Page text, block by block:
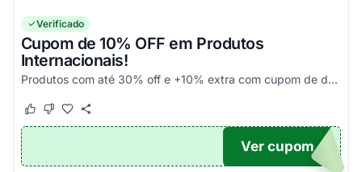
Verificado
Cupom de 10% OFF em Produtos
Internacionais!
Produtos com até 30% off e +10% extra com cupom de desconto em produtos participantes da campanha. Consulte exceções no site. Aplique o código promocional no carrinho e aproveite!
Este cupom funcionou
Este cupom não funcionou
10
Ver cupom